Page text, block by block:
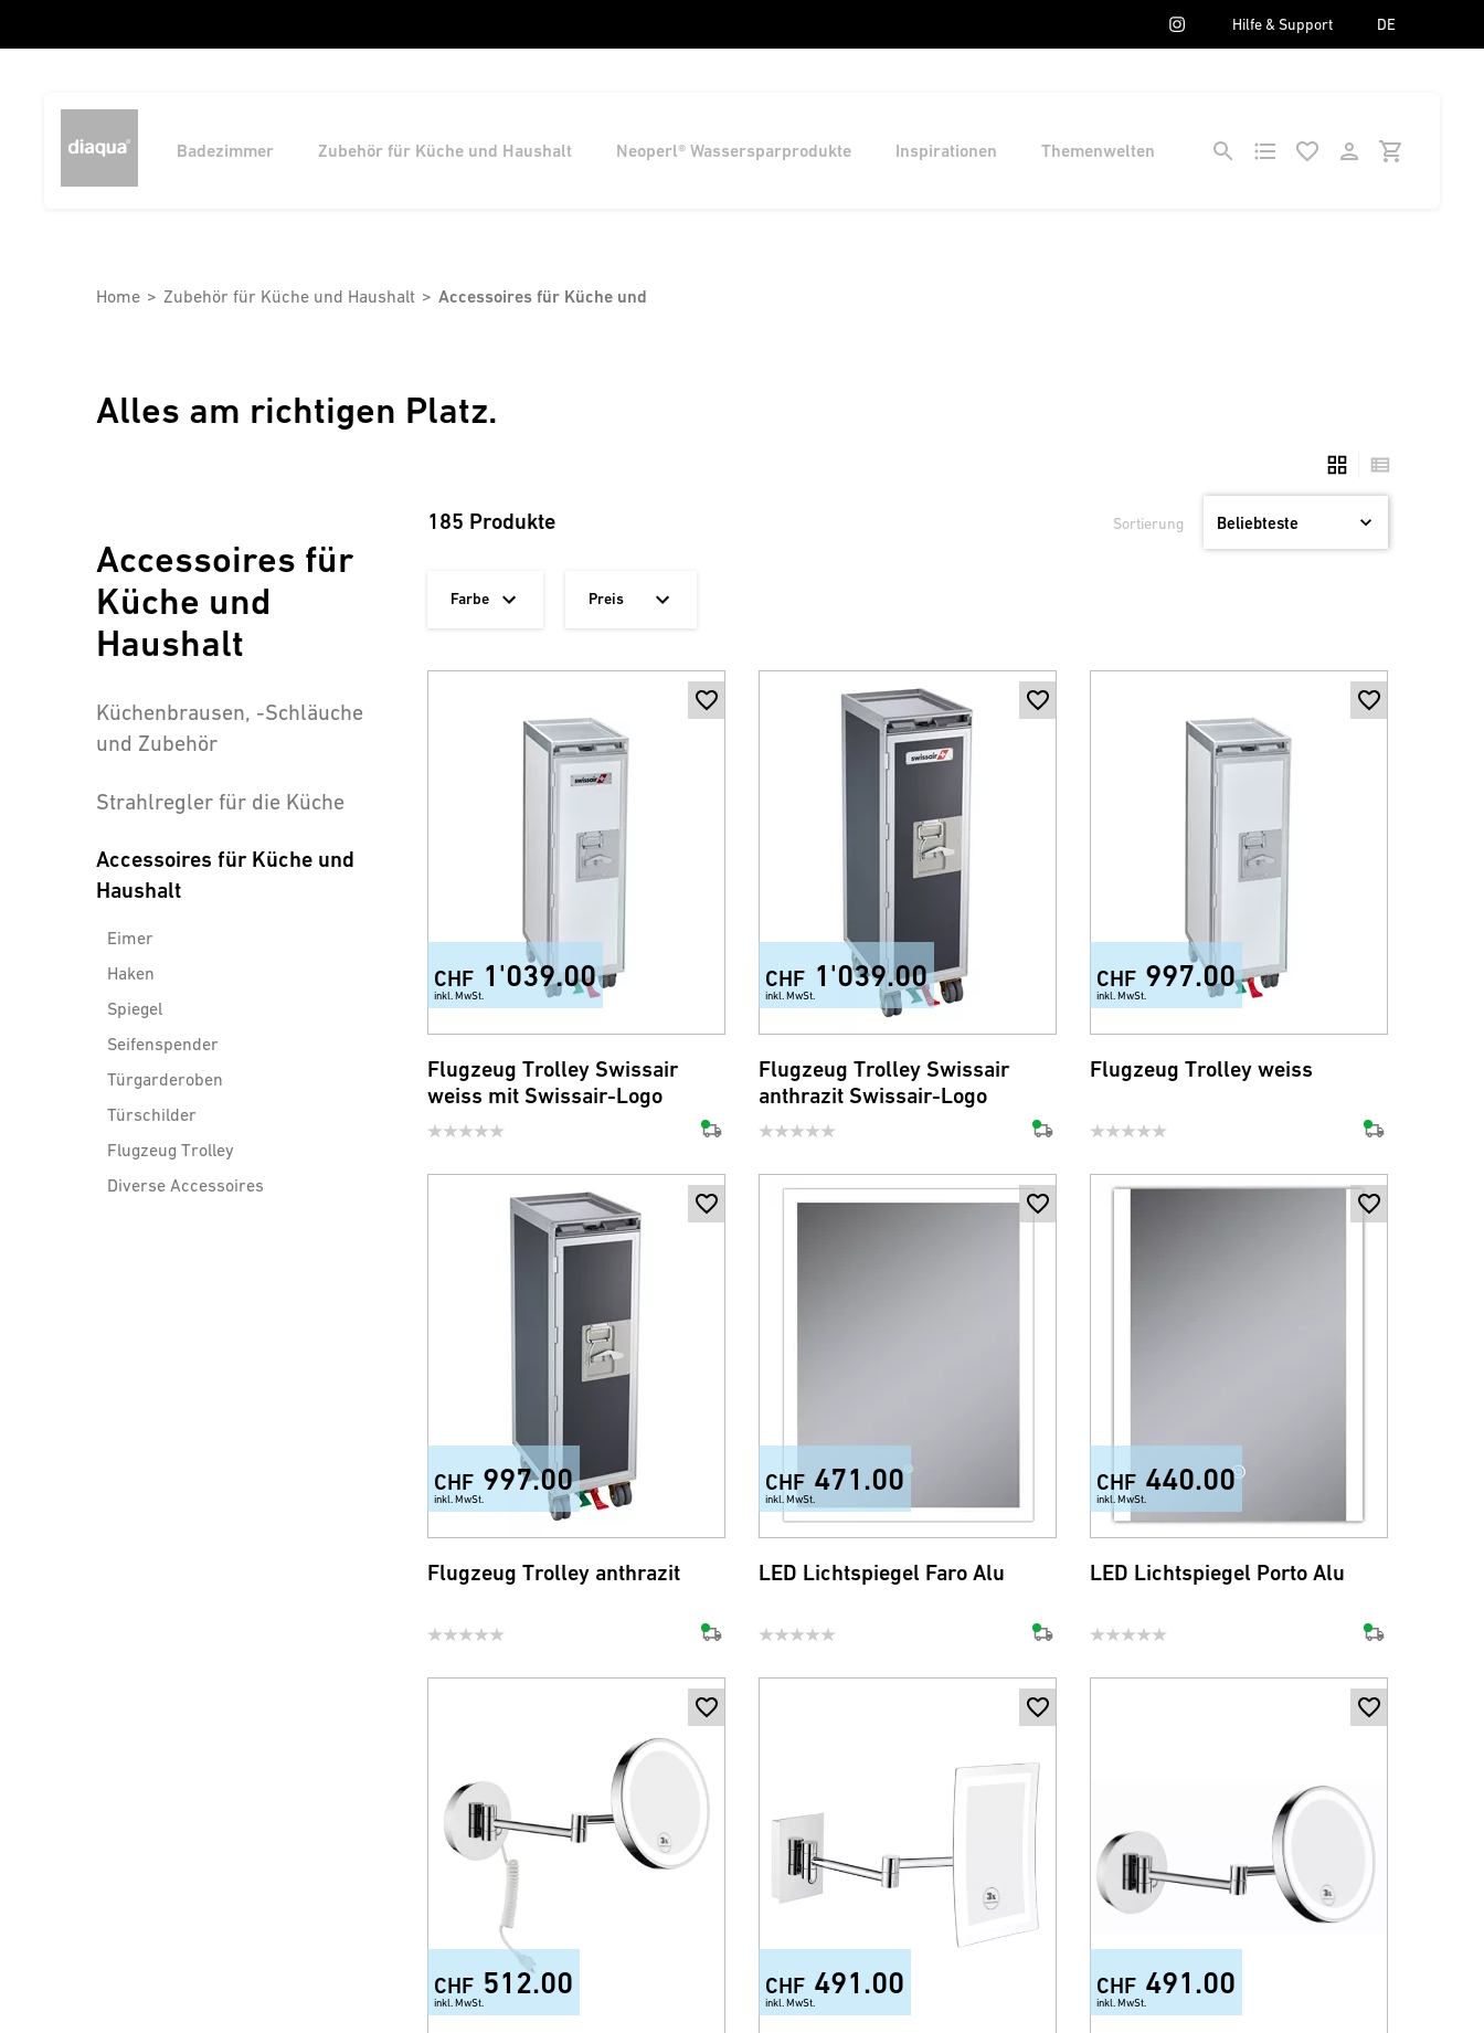
Hilfe & Support DE
Badezimmer Zubehör für Küche und Haushalt Neoperl® Wassersparprodukte Inspirationen Themenwelten
Home Zubehör für Küche und Haushalt Accessoires für Küche und
Alles am richtigen Platz.
Accessoires für
Küche und
Haushalt
Küchenbrausen, -Schläuche
und Zubehör
Strahlregler für die Küche
Accessoires für Küche und
Haushalt
Eimer
Haken
Spiegel
Seifenspender
Türgarderoben
Türschilder
Flugzeug Trolley
Diverse Accessoires
185 Produkte Sortierung
Farbe Preis
CHF 1'039.00
inkl. MwSt.
Flugzeug Trolley Swissair
weiss mit Swissair-Logo
CHF 1'039.00
inkl. MwSt.
Flugzeug Trolley Swissair
anthrazit Swissair-Logo
CHF 997.00
inkl. MwSt.
Flugzeug Trolley weiss
CHF 997.00
inkl. MwSt.
Flugzeug Trolley anthrazit
CHF 471.00
inkl. MwSt.
LED Lichtspiegel Faro Alu
CHF 440.00
inkl. MwSt.
LED Lichtspiegel Porto Alu
CHF 512.00
inkl. MwSt.
CHF 491.00
inkl. MwSt.
CHF 491.00
inkl. MwSt.